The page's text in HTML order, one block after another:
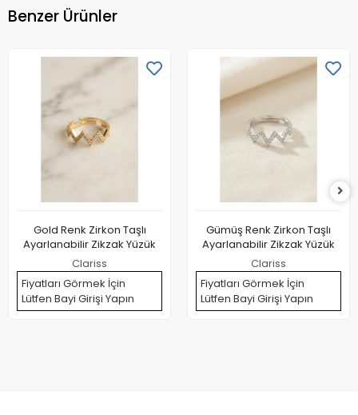
Benzer Ürünler
Gold Renk Zirkon Taşlı
Ayarlanabilir Zikzak Yüzük
Clariss
Fiyatları Görmek İçin
Lütfen Bayi Girişi Yapın
Gümüş Renk Zirkon Taşlı
Ayarlanabilir Zikzak Yüzük
Clariss
Fiyatları Görmek İçin
Lütfen Bayi Girişi Yapın